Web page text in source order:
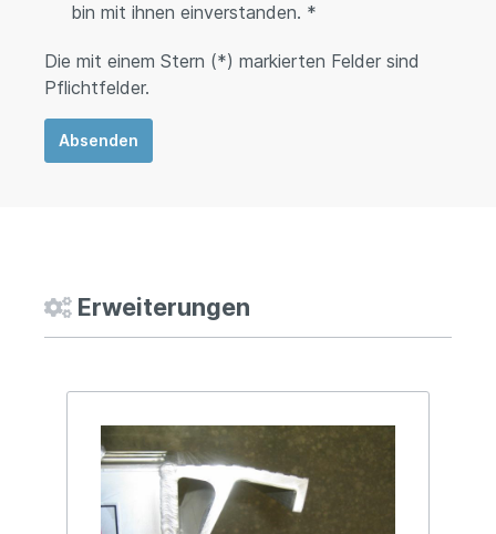
bin mit ihnen einverstanden. *
Die mit einem Stern (*) markierten Felder sind
Pflichtfelder.
Absenden
Erweiterungen